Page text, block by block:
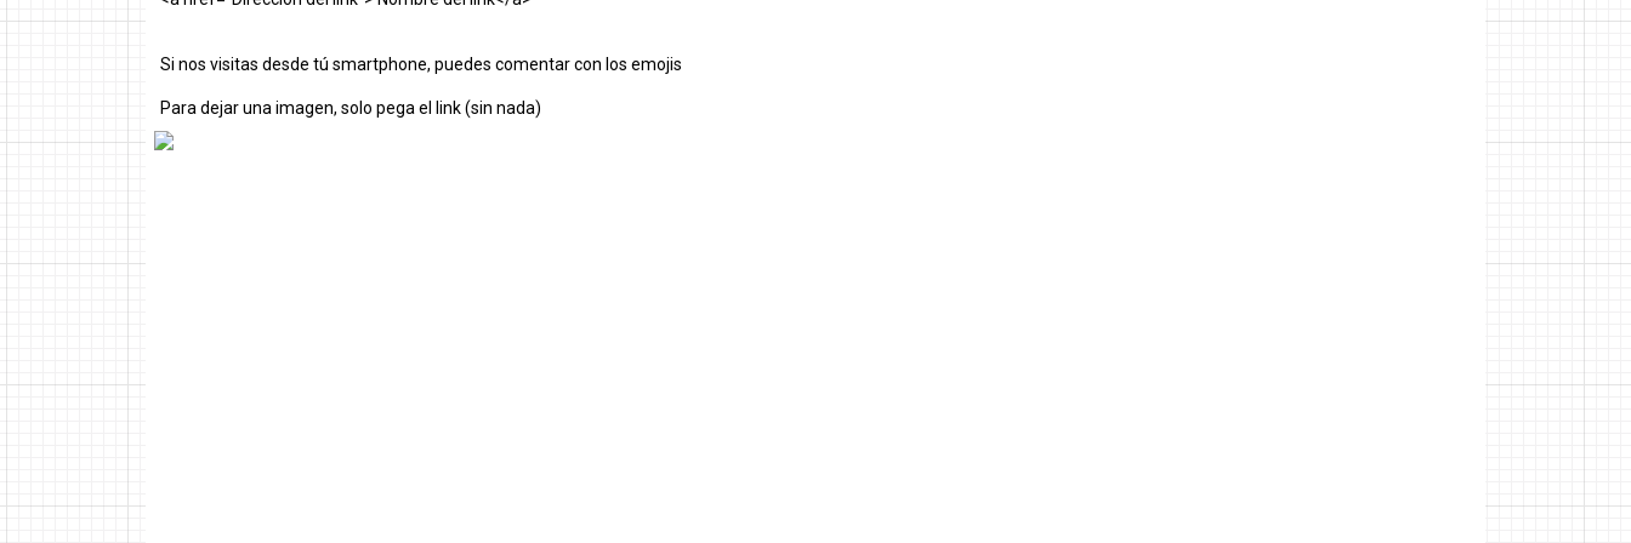
Si nos visitas desde tú smartphone, puedes comentar con los emojis
Para dejar una imagen, solo pega el link (sin nada)